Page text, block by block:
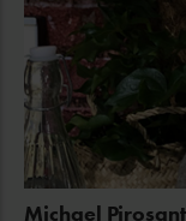
Michael